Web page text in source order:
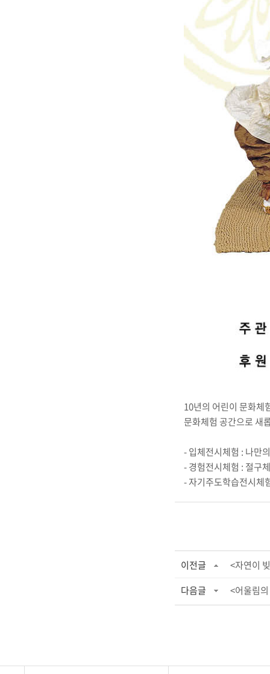
10년의 어린이 문화체
문화체험 공간으로 새
- 입체전시체험 : 나만
- 경험전시체험 : 절구
- 자기주도학습전시체
이전글
<자연이
다음글
<어울림